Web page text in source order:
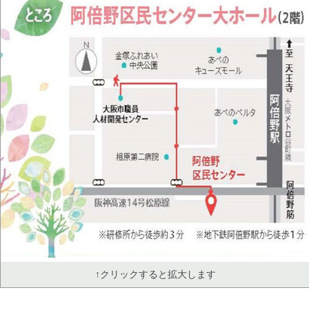
↑クリックすると拡大します